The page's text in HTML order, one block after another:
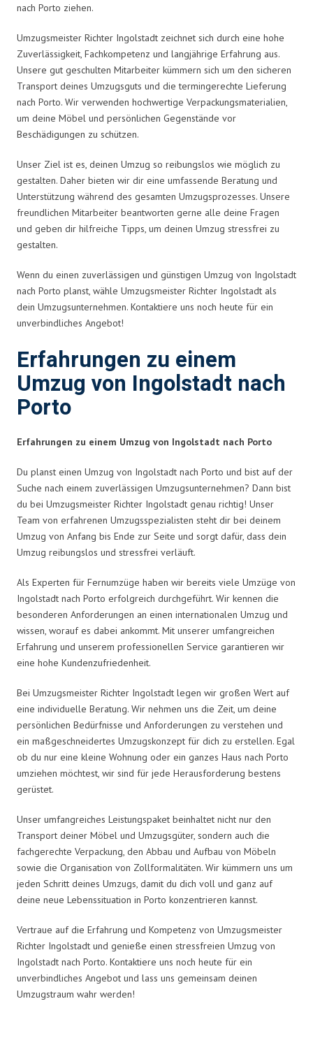
nach Porto ziehen.
Umzugsmeister Richter Ingolstadt zeichnet sich durch eine hohe
Zuverlässigkeit, Fachkompetenz und langjährige Erfahrung aus.
Unsere gut geschulten Mitarbeiter kümmern sich um den sicheren
Transport deines Umzugsguts und die termingerechte Lieferung
nach Porto. Wir verwenden hochwertige Verpackungsmaterialien,
um deine Möbel und persönlichen Gegenstände vor
Beschädigungen zu schützen.
Unser Ziel ist es, deinen Umzug so reibungslos wie möglich zu
gestalten. Daher bieten wir dir eine umfassende Beratung und
Unterstützung während des gesamten Umzugsprozesses. Unsere
freundlichen Mitarbeiter beantworten gerne alle deine Fragen
und geben dir hilfreiche Tipps, um deinen Umzug stressfrei zu
gestalten.
Wenn du einen zuverlässigen und günstigen Umzug von Ingolstadt
nach Porto planst, wähle Umzugsmeister Richter Ingolstadt als
dein Umzugsunternehmen. Kontaktiere uns noch heute für ein
unverbindliches Angebot!
Erfahrungen zu einem
Umzug von Ingolstadt nach
Porto
Erfahrungen zu einem Umzug von Ingolstadt nach Porto
Du planst einen Umzug von Ingolstadt nach Porto und bist auf der
Suche nach einem zuverlässigen Umzugsunternehmen? Dann bist
du bei Umzugsmeister Richter Ingolstadt genau richtig! Unser
Team von erfahrenen Umzugsspezialisten steht dir bei deinem
Umzug von Anfang bis Ende zur Seite und sorgt dafür, dass dein
Umzug reibungslos und stressfrei verläuft.
Als Experten für Fernumzüge haben wir bereits viele Umzüge von
Ingolstadt nach Porto erfolgreich durchgeführt. Wir kennen die
besonderen Anforderungen an einen internationalen Umzug und
wissen, worauf es dabei ankommt. Mit unserer umfangreichen
Erfahrung und unserem professionellen Service garantieren wir
eine hohe Kundenzufriedenheit.
Bei Umzugsmeister Richter Ingolstadt legen wir großen Wert auf
eine individuelle Beratung. Wir nehmen uns die Zeit, um deine
persönlichen Bedürfnisse und Anforderungen zu verstehen und
ein maßgeschneidertes Umzugskonzept für dich zu erstellen. Egal
ob du nur eine kleine Wohnung oder ein ganzes Haus nach Porto
umziehen möchtest, wir sind für jede Herausforderung bestens
gerüstet.
Unser umfangreiches Leistungspaket beinhaltet nicht nur den
Transport deiner Möbel und Umzugsgüter, sondern auch die
fachgerechte Verpackung, den Abbau und Aufbau von Möbeln
sowie die Organisation von Zollformalitäten. Wir kümmern uns um
jeden Schritt deines Umzugs, damit du dich voll und ganz auf
deine neue Lebenssituation in Porto konzentrieren kannst.
Vertraue auf die Erfahrung und Kompetenz von Umzugsmeister
Richter Ingolstadt und genieße einen stressfreien Umzug von
Ingolstadt nach Porto. Kontaktiere uns noch heute für ein
unverbindliches Angebot und lass uns gemeinsam deinen
Umzugstraum wahr werden!